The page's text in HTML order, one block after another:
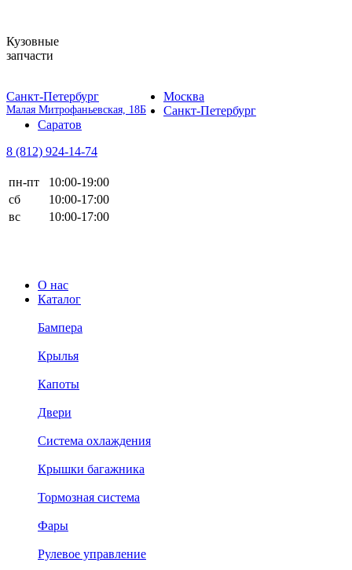
Кузовные
запчасти
Санкт-Петербург
Малая Митрофаньевская, 18Б
Москва
Санкт-Петербург
Саратов
8 (812) 924-14-74
пн-пт
10:00-19:00
сб
10:00-17:00
вс
10:00-17:00
О нас
Каталог
Бампера
Крылья
Капоты
Двери
Система охлаждения
Крышки багажника
Тормозная система
Фары
Рулевое управление